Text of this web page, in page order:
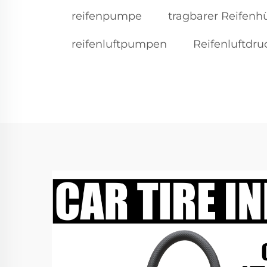
reifenpumpe tragbarer
reifenluftpumpen